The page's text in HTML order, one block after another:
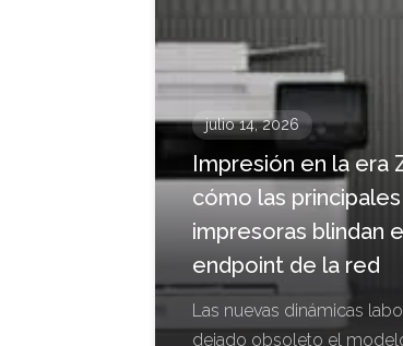
julio 14, 2026
Impresión en la era
cómo las
impresoras blindan
endpoint de la red
Las nuevas dinámicas
dejado obsoleto el